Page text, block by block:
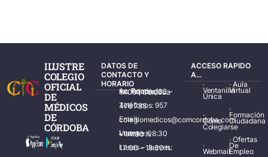
ILUSTRE
COLEGIO
OFICIAL
DE
MÉDICOS
DE
CÓRDOBA
DATOS DE
CONTACTO Y
HORARIO
Av. Ronda de los Tejares, 32 – 14001 Córdoba
Teléfonos: 957 478 785
Email: colegiomedicos@comcordoba.com
Lunes – Viernes: 08:30 – 14:30 h.
Lunes – Jueves: 17:00 – 19:30 h.
ACCESO RAPIDO
A...
·
Ventanilla
Única
·
Cómo
Colegiarse
·
Webmail
·Aula
Virtual
·
Formación
Ciudadana
·Ofertas
De
Empleo